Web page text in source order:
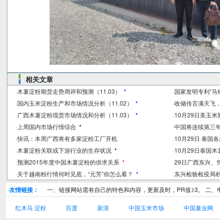
相关文章
·木薯淀粉期货走势周评和预测（11.03） *
·国内玉米淀粉生产和市场情况分析（11.02） *
·广西木薯淀粉现货市场情况和分析（11.03） *
·上周国内市场行情综合 *
·快讯：本周广西将有多家淀粉工厂开机
·木薯淀粉关联或下游行业的生存状况 *
·预测2015年度中国木薯淀粉的供求关系 *
·关于越南粉行情何时见底，“元芳”你怎么看？ *
·国家发明专利“马
·收储传言满天飞
·10月29日美玉米
·中国将连续第三
·10月29日 泰国
·10月29日泰国
·29日广西东兴、
·东兴检验检疫局
·友情链接： 一、链接网站需有自己的特色和内容，更新及时，PR值≥3。 二
红木马 淀粉 百度 新浪 中国玉米市场 中国薯业网